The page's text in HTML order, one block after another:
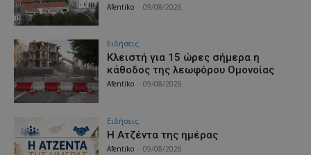
Afentiko 09/08/2026
Ειδήσεις
Κλειστή για 15 ώρες σήμερα η
κάθοδος της λεωφόρου Ομονοίας
Afentiko 09/08/2026
Ειδήσεις
Η Ατζέντα της ημέρας
Afentiko 09/08/2026